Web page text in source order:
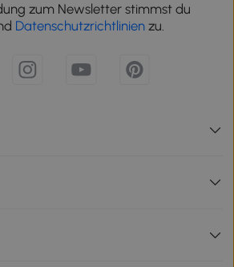
zum Newsletter stimmst du
Datenschutzrichtlinien zu.